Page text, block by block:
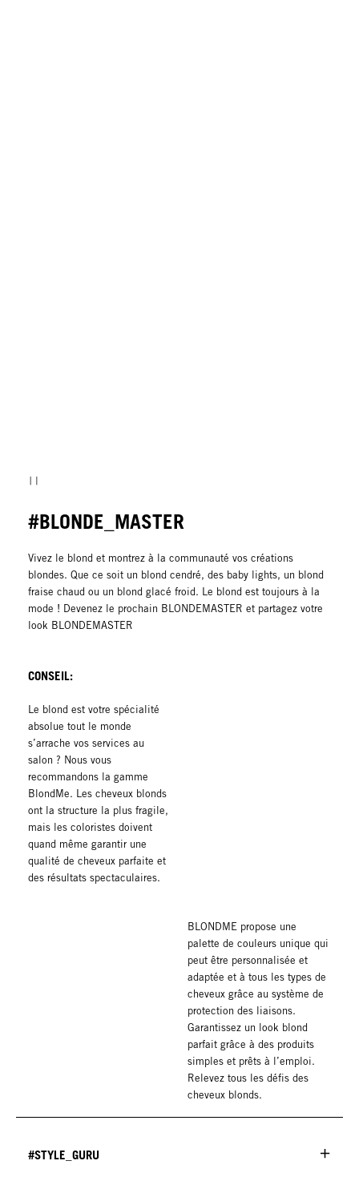
#BLONDE_MASTER
Vivez le blond et montrez à la communauté vos créations
blondes. Que ce soit un blond cendré, des baby lights, un blond
fraise chaud ou un blond glacé froid. Le blond est toujours à la
mode ! Devenez le prochain BLONDEMASTER et partagez votre
look BLONDEMASTER
CONSEIL:
Le blond est votre spécialité
absolue tout le monde
s’arrache vos services au
salon ? Nous vous
recommandons la gamme
BlondMe. Les cheveux blonds
ont la structure la plus fragile,
mais les coloristes doivent
quand même garantir une
qualité de cheveux parfaite et
des résultats spectaculaires.
BLONDME propose une
palette de couleurs unique qui
peut être personnalisée et
adaptée et à tous les types de
cheveux grâce au système de
protection des liaisons.
Garantissez un look blond
parfait grâce à des produits
simples et prêts à l’emploi.
Relevez tous les défis des
cheveux blonds.
#STYLE_GURU